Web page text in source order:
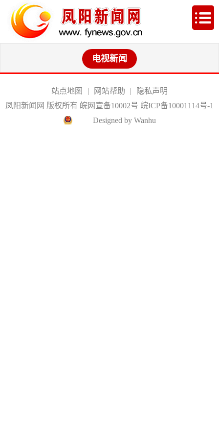
电视新闻
站点地图 | 网站帮助 |
隐私声明
凤阳新闻网 版权所有 皖网宣备10002号 皖ICP备10001114号-1
Designed by Wanhu